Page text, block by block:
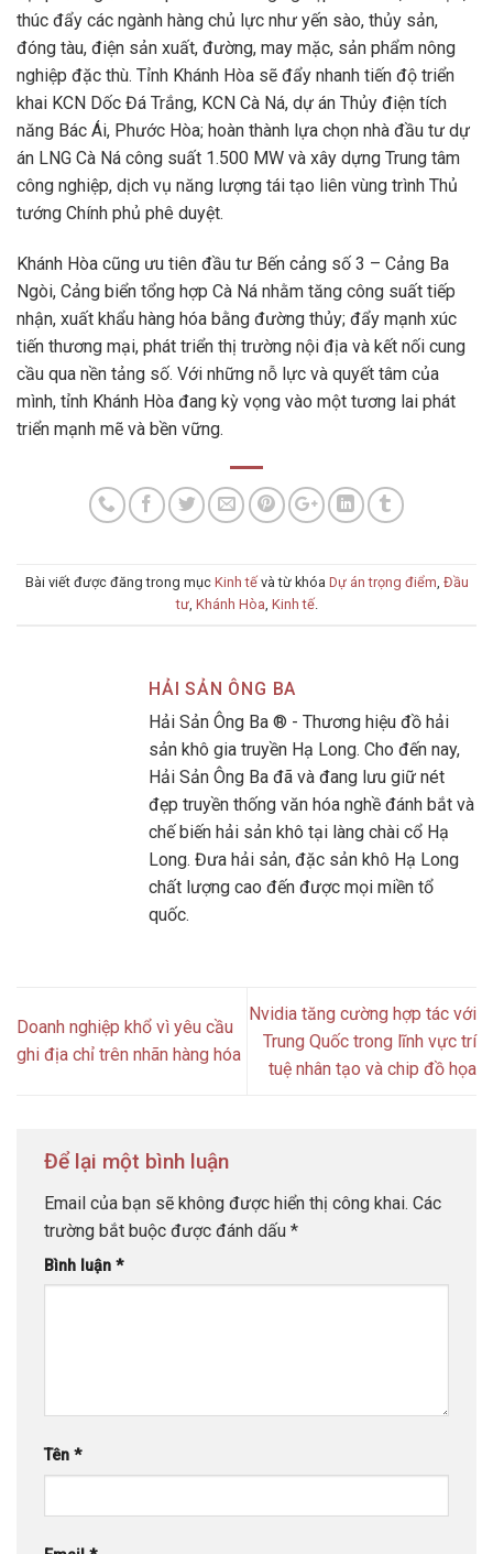
thúc đẩy các ngành hàng chủ lực như yến sào, thủy sản,
đóng tàu, điện sản xuất, đường, may mặc, sản phẩm nông
nghiệp đặc thù. Tỉnh Khánh Hòa sẽ đẩy nhanh tiến độ triển
khai KCN Dốc Đá Trắng, KCN Cà Ná, dự án Thủy điện tích
năng Bác Ái, Phước Hòa; hoàn thành lựa chọn nhà đầu tư dự
án LNG Cà Ná công suất 1.500 MW và xây dựng Trung tâm
công nghiệp, dịch vụ năng lượng tái tạo liên vùng trình Thủ
tướng Chính phủ phê duyệt.
Khánh Hòa cũng ưu tiên đầu tư Bến cảng số 3 – Cảng Ba
Ngòi, Cảng biển tổng hợp Cà Ná nhằm tăng công suất tiếp
nhận, xuất khẩu hàng hóa bằng đường thủy; đẩy mạnh xúc
tiến thương mại, phát triển thị trường nội địa và kết nối cung
cầu qua nền tảng số. Với những nỗ lực và quyết tâm của
mình, tỉnh Khánh Hòa đang kỳ vọng vào một tương lai phát
triển mạnh mẽ và bền vững.
Bài viết được đăng trong mục Kinh tếvà từ khóa Dự án trọng điểm, Đầu
tư, Khánh Hòa, Kinh tế.
HẢI SẢN ÔNG BA
Hải Sản Ông Ba ® - Thương hiệu đồ hải
sản khô gia truyền Hạ Long. Cho đến nay,
Hải Sản Ông Ba đã và đang lưu giữ nét
đẹp truyền thống văn hóa nghề đánh bắt và
chế biến hải sản khô tại làng chài cổ Hạ
Long. Đưa hải sản, đặc sản khô Hạ Long
chất lượng cao đến được mọi miền tổ
quốc.
Doanh nghiệp khổ vì yêu cầu
ghi địa chỉ trên nhãn hàng hóa
Nvidia tăng cường hợp tác với
Trung Quốc trong lĩnh vực trí
tuệ nhân tạo và chip đồ họa
Để lại một bình luận
Email của bạn sẽ không được hiển thị công khai. Các
trường bắt buộc được đánh dấu *
Bình luận *
Tên *